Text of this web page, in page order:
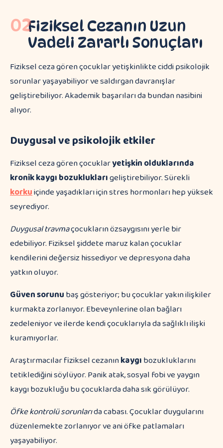
02Fiziksel Cezanın Uzun
Vadeli Zararlı Sonuçları
Fiziksel ceza gören çocuklar yetişkinlikte ciddi psikolojik
sorunlar yaşayabiliyor ve saldırgan davranışlar
geliştirebiliyor. Akademik başarıları da bundan nasibini
alıyor.
Duygusal ve psikolojik etkiler
Fiziksel ceza gören çocuklaryetişkin olduklarında
kronik kaygı bozukluklarıgeliştirebiliyor. Sürekli
korkuiçinde yaşadıkları için stres hormonları hep yüksek
seyrediyor.
Duygusal travmaçocukların özsaygısını yerle bir
edebiliyor. Fiziksel şiddete maruz kalan çocuklar
kendilerini değersiz hissediyor ve depresyona daha
yatkın oluyor.
Güven sorunubaş gösteriyor; bu çocuklar yakın ilişkiler
kurmakta zorlanıyor. Ebeveynlerine olan bağları
zedeleniyor ve ilerde kendi çocuklarıyla da sağlıklı ilişki
kuramıyorlar.
Araştırmacılar fiziksel cezanınkaygıbozukluklarını
tetiklediğini söylüyor. Panik atak, sosyal fobi ve yaygın
kaygı bozukluğu bu çocuklarda daha sık görülüyor.
Öfke kontrolü sorunlarıda cabası. Çocuklar duygularını
düzenlemekte zorlanıyor ve ani öfke patlamaları
yaşayabiliyor.